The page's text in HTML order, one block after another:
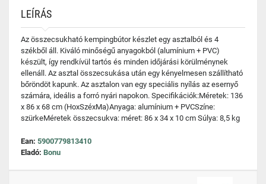
LEÍRÁS
Az összecsukható kempingbútor készlet egy asztalból és 4
székből áll. Kiváló minőségű anyagokból (alumínium + PVC)
készült, így rendkívül tartós és minden időjárási körülménynek
ellenáll. Az asztal összecsukása után egy kényelmesen szállítható
bőröndöt kapunk. Az asztalon van egy speciális nyílás az esernyő
számára, ideális a forró nyári napokon. Specifikációk:Méretek: 136
x 86 x 68 cm (HoxSzéxMa)Anyaga: alumínium + PVCSzíne:
szürkeMéretek összecsukva: méret: 86 x 34 x 10 cm Súlya: 8,5 kg
Ean: 5900779813410
Eladó: Bonu